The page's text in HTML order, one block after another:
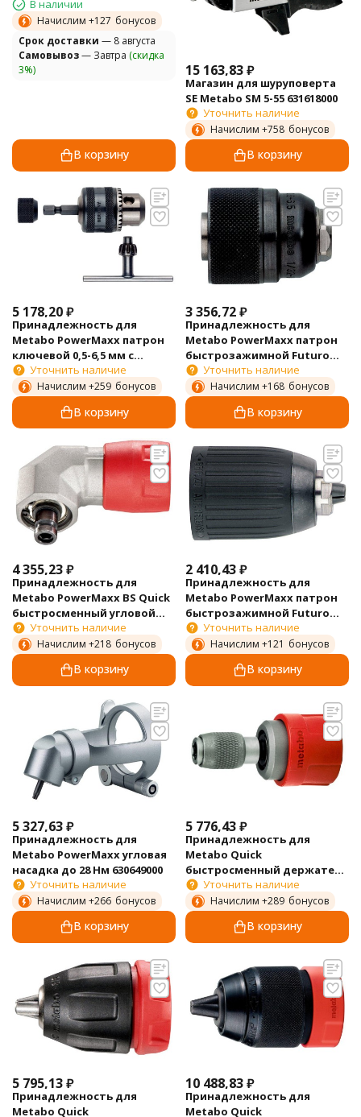
В наличии
Начислим +127 бонусов
Cрок доставки — 8 августа
Самовывоз— Завтра (скидка
3%)
В корзину
15 163,83₽
Магазин для шуруповерта
SE Metabo SM 5-55 631618000
Уточнить наличие
Начислим +758 бонусов
В корзину
5 178,20₽
Принадлежность для
Metabo PowerMaxx патрон
ключевой 0,5-6,5 мм с
хвостовиком 1/4" 635100000
Уточнить наличие
Начислим +259 бонусов
В корзину
3 356,72₽
Принадлежность для
Metabo PowerMaxx патрон
быстрозажимной Futuro
Plus H1 M 0,8-6,5мм 1/2"
636623000
Уточнить наличие
Начислим +168 бонусов
В корзину
4 355,23₽
Принадлежность для
Metabo PowerMaxx BS Quick
быстросменный угловой
переходник до 28 Нм
627261000
Уточнить наличие
Начислим +218 бонусов
В корзину
2 410,43₽
Принадлежность для
Metabo PowerMaxx патрон
быстрозажимной Futuro
Plus H1 R+L 1-10мм 1/2"
636219000
Уточнить наличие
Начислим +121 бонусов
В корзину
5 327,63₽
Принадлежность для
Metabo PowerMaxx угловая
насадка до 28 Нм 630649000
Уточнить наличие
Начислим +266 бонусов
В корзину
5 776,43₽
Принадлежность для
Metabo Quick
быстросменный держатель
бит 627241000
Уточнить наличие
Начислим +289 бонусов
В корзину
5 795,13₽
Принадлежность для
Metabo Quick
10 488,83₽
Принадлежность для
Metabo Quick